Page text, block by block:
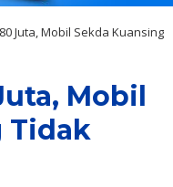
Juta, Mobil Sekda Kuansing
Mobil
Tidak